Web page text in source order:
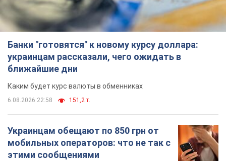
Банки "готовятся" к новому курсу доллара:
украинцам рассказали, чего ожидать в
ближайшие дни
Каким будет курс валюты в обменниках
6.08.2026 22:58 151,2 т.
Украинцам обещают по 850 грн от
мобильных операторов: что не так с
этими сообщениями